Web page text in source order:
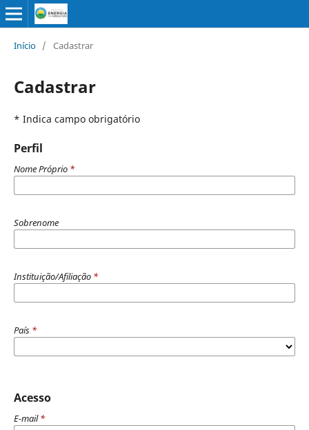
Início / Cadastrar
Cadastrar
* Indica campo obrigatório
Perfil
Nome Próprio *
Sobrenome
Instituição/Afiliação *
País *
Acesso
E-mail*